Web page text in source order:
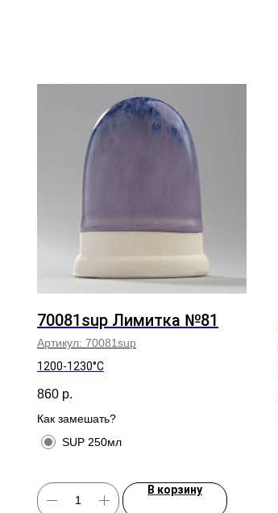
70081sup Лимитка №81
Артикул: 70081sup
1200-1230°C
860 р.
Как замешать?
SUP 250мл
В корзину